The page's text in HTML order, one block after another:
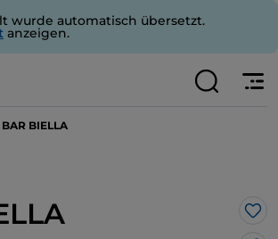
wurde automatisch übersetzt.
anzeigen.
BAR BIELLA